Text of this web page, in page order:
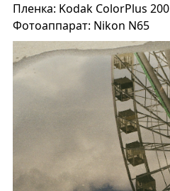
Пленка: Kodak ColorPlus 200
Фотоаппарат: Nikon N65